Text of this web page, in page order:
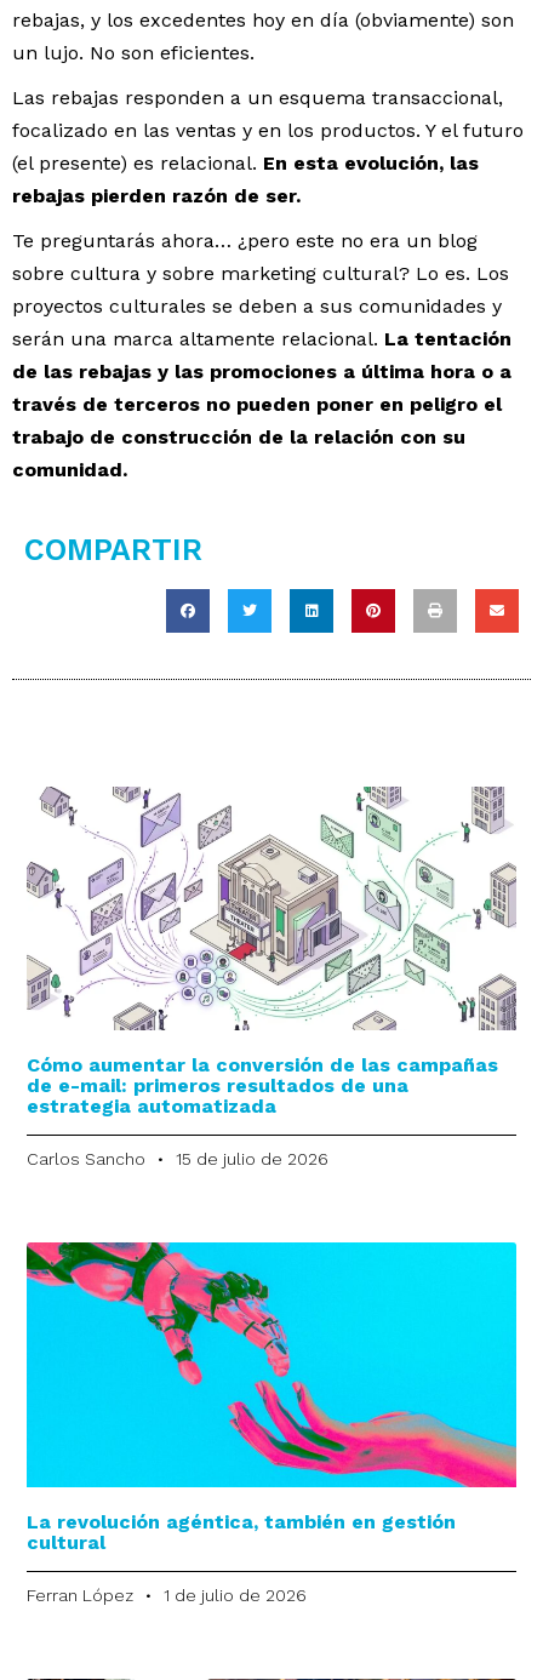
rebajas, y los excedentes hoy en día (obviamente) son
un lujo. No son eficientes.
Las rebajas responden a un esquema transaccional,
focalizado en las ventas y en los productos. Y el futuro
(el presente) es relacional. En esta evolución, las
rebajas pierden razón de ser.
Te preguntarás ahora… ¿pero este no era un blog
sobre cultura y sobre marketing cultural? Lo es. Los
proyectos culturales se deben a sus comunidades y
serán una marca altamente relacional. La tentación
de las rebajas y las promociones a última hora o a
través de terceros no pueden poner en peligro el
trabajo de construcción de la relación con su
comunidad.
COMPARTIR
Cómo aumentar la conversión de las campañas
de e-mail: primeros resultados de una
estrategia automatizada
Carlos Sancho 15 de julio de 2026
La revolución agéntica, también en gestión
cultural
Ferran López 1 de julio de 2026